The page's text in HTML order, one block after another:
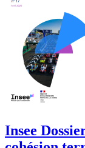
Insee